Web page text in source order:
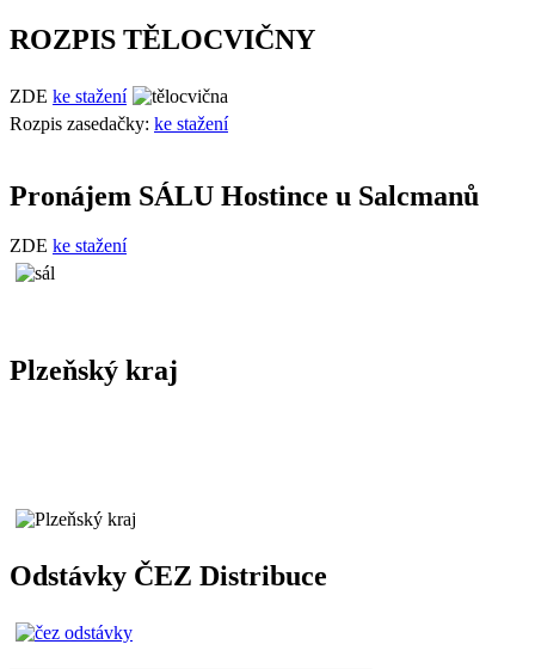
ROZPIS TĚLOCVIČNY
ZDE ke stažení
Rozpis zasedačky: ke stažení
Pronájem SÁLU Hostince u Salcmanů
ZDE ke stažení
Plzeňský kraj
Odstávky ČEZ Distribuce